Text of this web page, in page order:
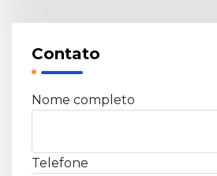
Contato
Nome completo
Telefone